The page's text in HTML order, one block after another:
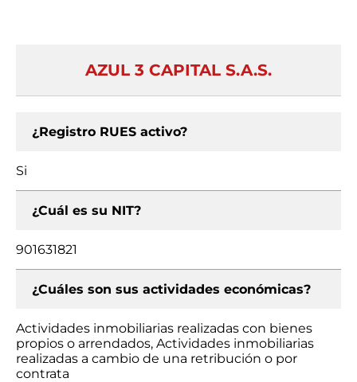
AZUL 3 CAPITAL S.A.S.
¿Registro RUES activo?
Si
¿Cuál es su NIT?
901631821
¿Cuáles son sus actividades económicas?
Actividades inmobiliarias realizadas con bienes
propios o arrendados, Actividades inmobiliarias
realizadas a cambio de una retribución o por
contrata